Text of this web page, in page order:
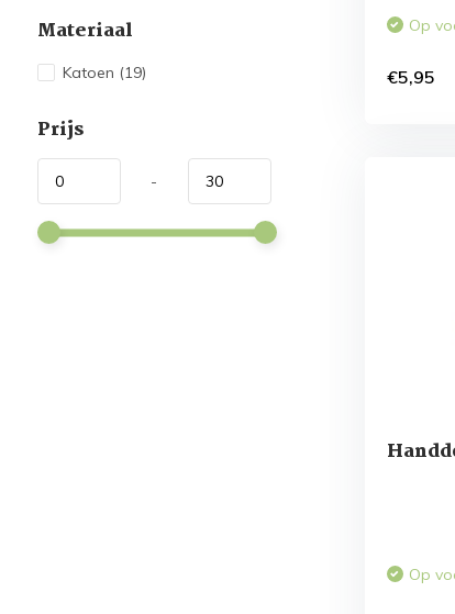
Materiaal
Katoen (19)
Prijs
-
Op
€5,95
Op